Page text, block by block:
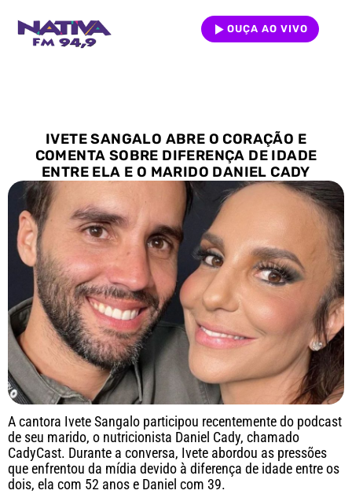
OUÇA AO VIVO
IVETE SANGALO ABRE O CORAÇÃO E
COMENTA SOBRE DIFERENÇA DE IDADE
ENTRE ELA E O MARIDO DANIEL CADY
A cantora Ivete Sangalo participou recentemente do podcast
de seu marido, o nutricionista Daniel Cady, chamado
CadyCast. Durante a conversa, Ivete abordou as pressões
que enfrentou da mídia devido à diferença de idade entre os
dois, ela com 52 anos e Daniel com 39.